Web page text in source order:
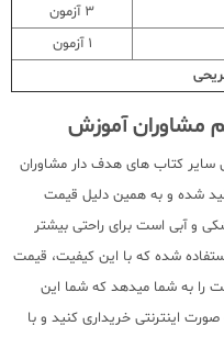
3 آزمون
1 آزمون
مشاوران آموزش
سایر کتاب های هدف دار مشاوران
شده و به همین دلیل قیمت
و آبی است برای راحتی بیشتر
شده که با این کیفیت، قیمت
را به شما میدهد که شما این
اینترنتی خریداری کنید و با